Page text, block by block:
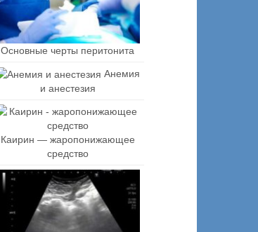
Основные черты перитонита
Анемия
и анестезия
Каирин — жаропонижающее
средство